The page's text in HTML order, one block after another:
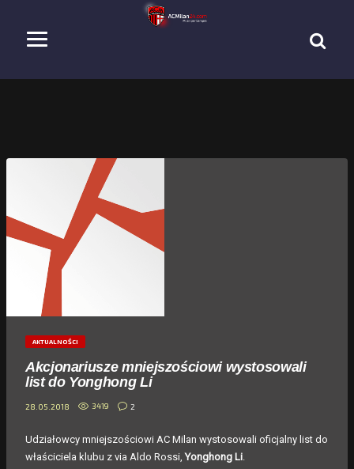
AKTUALNOŚCI
Akcjonariusze mniejszościowi wystosowali
list do Yonghong Li
28.05.2018 3419 2
Udziałowcy mniejszościowi AC Milan wystosowali oficjalny list do
właściciela klubu z via Aldo Rossi,Yonghong Li